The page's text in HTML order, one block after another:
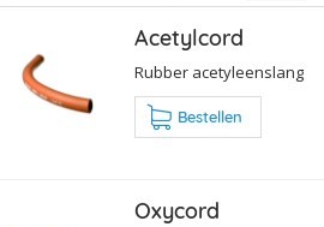
Acetylcord
Rubber acetyleenslang
Bestellen
Oxycord